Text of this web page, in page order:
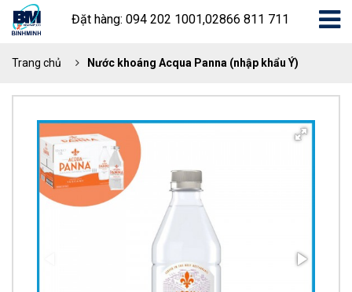
Đặt hàng: 094 202 1001,02866 811 711
Trang chủ Nước khoáng Acqua Panna (nhập khẩu Ý)